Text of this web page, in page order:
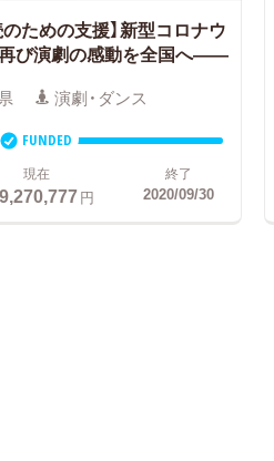
ための支援】新型コロナウ
再び演劇の感動を全国へ――
演劇・ダンス
FUNDED
現在
円
終了
2020/09/30